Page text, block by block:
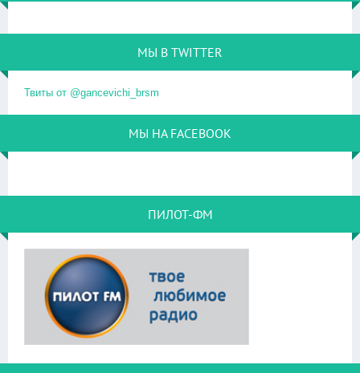
МЫ В TWITTER
Твиты от @gancevichi_brsm
МЫ НА FACEBOOK
ПИЛОТ-ФМ